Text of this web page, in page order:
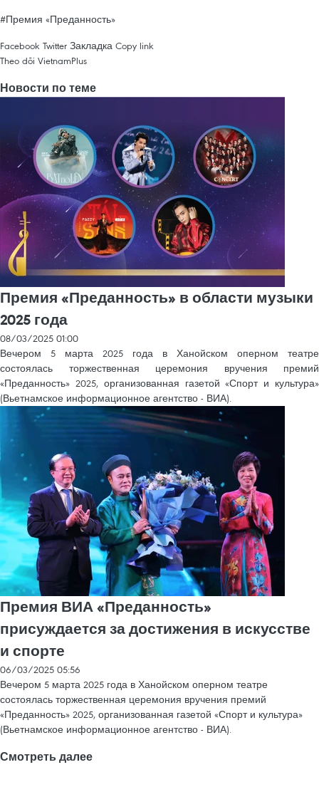
#Премия «Преданность»
Facebook Twitter Закладка Copy link
Theo dõi VietnamPlus
Новости по теме
Премия «Преданность» в области музыки
2025 года
08/03/2025 01:00
Вечером 5 марта 2025 года в Ханойском оперном театре
состоялась торжественная церемония вручения премий
«Преданность» 2025, организованная газетой «Спорт и культура»
(Вьетнамское информационное агентство - ВИА).
Премия ВИА «Преданность»
присуждается за достижения в искусстве
и спорте
06/03/2025 05:56
Вечером 5 марта 2025 года в Ханойском оперном театре
состоялась торжественная церемония вручения премий
«Преданность» 2025, организованная газетой «Спорт и культура»
(Вьетнамское информационное агентство - ВИА).
Смотреть далее